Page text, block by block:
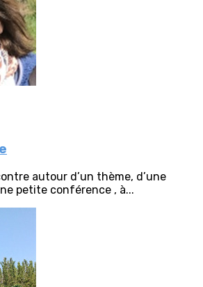
autour d’un thème, d’une
petite conférence , à...